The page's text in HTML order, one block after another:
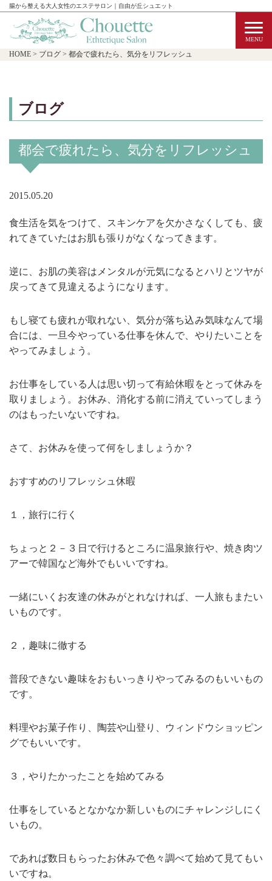
腸から整える大人女性のエステサロン｜自由が丘シュエット
HOME > ブログ > 都会で疲れたら、気分をリフレッシュ
ブログ
都会で疲れたら、気分をリフレッシュ
2015.05.20
食生活を気をつけて、スキンケアを欠かさなくしても、疲
れてきていたはお肌も張りがなくなってきます。
逆に、お肌の美容はメンタルが元気になるとハリとツヤが
戻ってきて見違えるようになります。
もし寝ても疲れが取れない、気分が落ち込み気味なんて場
合には、一旦今やっている仕事を休んで、やりたいことを
やってみましょう。
お仕事をしている人は思い切って有給休暇をとって休みを
取りましょう。お休み、消化する前に消えていってしまう
のはもったいないですね。
さて、お休みを使って何をしましょうか？
おすすめのリフレッシュ休暇
１，旅行に行く
ちょっと２－３日で行けるところに温泉旅行や、焼き肉ツ
アーで韓国など海外でもいいですね。
一緒にいくお友達の休みがとれなければ、一人旅もまたい
いものです。
２，趣味に徹する
普段できない趣味をおもいっきりやってみるのもいいもの
です。
料理やお菓子作り、陶芸や山登り、ウィンドウショッピン
グでもいいです。
３，やりたかったことを始めてみる
仕事をしているとなかなか新しいものにチャレンジしにく
いもの。
であれば数日もらったお休みで色々調べて始めて見てもい
いですね。